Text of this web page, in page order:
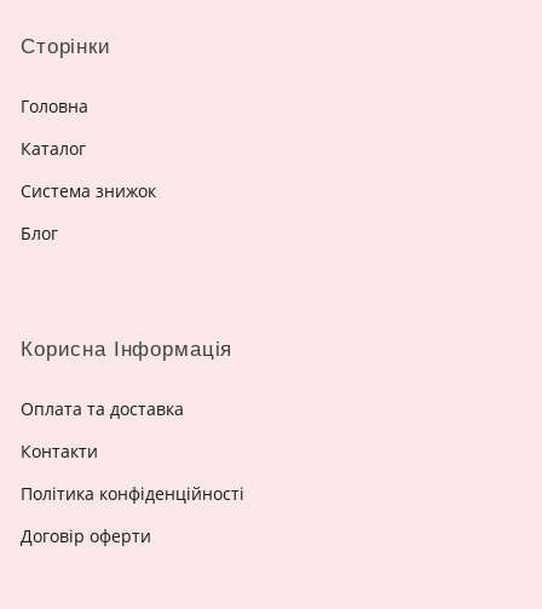
Сторінки
Головна
Каталог
Система знижок
Блог
Корисна Інформація
Оплата та доставка
Контакти
Політика конфіденційності
Договір оферти